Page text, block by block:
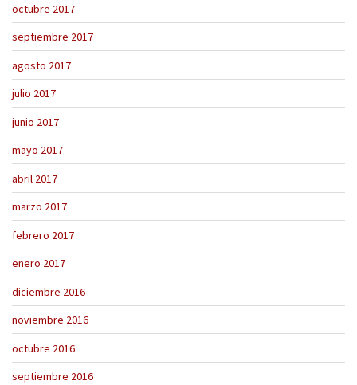
octubre 2017
septiembre 2017
agosto 2017
julio 2017
junio 2017
mayo 2017
abril 2017
marzo 2017
febrero 2017
enero 2017
diciembre 2016
noviembre 2016
octubre 2016
septiembre 2016